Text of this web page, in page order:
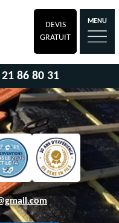
DEVIS
GRATUIT
MENU
86 80 31